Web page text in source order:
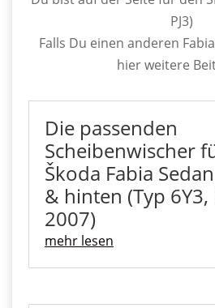
PJ3)
Falls Du einen anderen
hier weitere
Die passenden
Scheibenwischer
Škoda Fabia
& hinten (Typ 6Y3,
2007)
mehr lesen